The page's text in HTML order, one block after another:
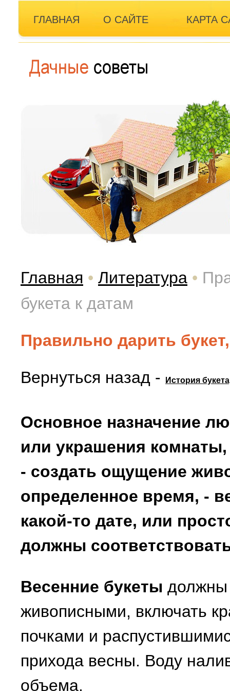
ГЛАВНАЯ О САЙТЕ КАРТА
Главная • Литература •
букета к датам
Правильно дарить
Вернуться назад -
История
Основное назначение
или украшения
- создать ощущение
определенное время, -
какой-то дате, или
должны
Весенние букеты должны
живописными, включать
почками и
прихода весны. Воду
объема.